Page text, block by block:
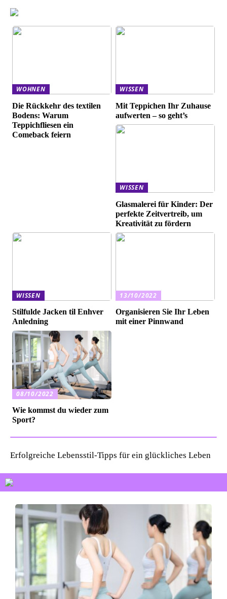
WOHNEN
Die Rückkehr des textilen
Bodens: Warum
Teppichfliesen ein
Comeback feiern
WISSEN
Mit Teppichen Ihr Zuhause
aufwerten – so geht’s
WISSEN
Glasmalerei für Kinder: Der
perfekte Zeitvertreib, um
Kreativität zu fördern
WISSEN
Stilfulde Jacken til Enhver
Anledning
13/10/2022
Organisieren Sie Ihr Leben
mit einer Pinnwand
08/10/2022
Wie kommst du wieder zum
Sport?
Erfolgreiche Lebensstil-Tipps für ein glückliches Leben